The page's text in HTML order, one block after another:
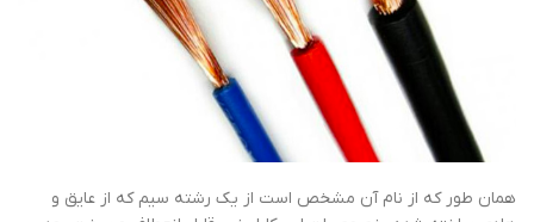
همان طور که از نام آن مشخص است از یک رشته سیم که از عایق و